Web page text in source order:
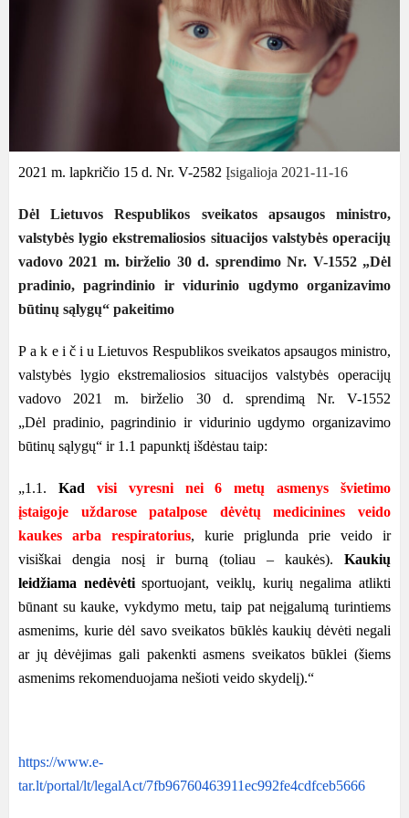
2021 m. lapkričio 15 d. Nr. V-2582 Įsigalioja 2021-11-16
Dėl Lietuvos Respublikos sveikatos apsaugos ministro,
valstybės lygio ekstremaliosios situacijos valstybės operacijų
vadovo 2021 m. birželio 30 d. sprendimo Nr. V-1552 „Dėl
pradinio, pagrindinio ir vidurinio ugdymo organizavimo
būtinų sąlygų“ pakeitimo
P a k e i č i u Lietuvos Respublikos sveikatos apsaugos ministro,
valstybės lygio ekstremaliosios situacijos valstybės operacijų
vadovo 2021 m. birželio 30 d. sprendimą Nr. V-1552
„Dėl pradinio, pagrindinio ir vidurinio ugdymo organizavimo
būtinų sąlygų“ ir 1.1 papunktį išdėstau taip:
„1.1. Kad visi vyresni nei 6 metų asmenys švietimo
įstaigoje uždarose patalpose dėvėtų medicinines veido
kaukes arba respiratorius, kurie priglunda prie veido ir
visiškai dengia nosį ir burną (toliau – kaukės). Kaukių
leidžiama nedėvėtisportuojant, veiklų, kurių negalima atlikti
būnant su kauke, vykdymo metu, taip pat neįgalumą turintiems
asmenims, kurie dėl savo sveikatos būklės kaukių dėvėti negali
ar jų dėvėjimas gali pakenkti asmens sveikatos būklei (šiems
asmenims rekomenduojama nešioti veido skydelį).“
https://www.e-
tar.lt/portal/lt/legalAct/7fb96760463911ec992fe4cdfceb5666